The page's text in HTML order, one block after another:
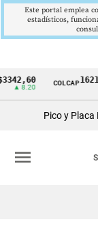
Cintillo
Colombia
COLCAP1621,34
Pico y Placa
menu
Este portal emplea
estadísticos,